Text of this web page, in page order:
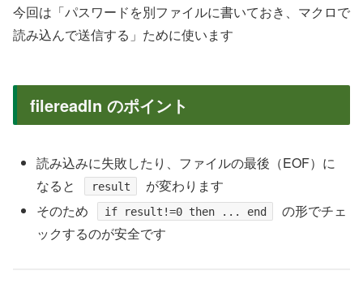
今回は「パスワードを別ファイルに書いておき、マクロで
読み込んで送信する」ために使います
filereadln のポイント
読み込みに失敗したり、ファイルの最後（EOF）に
なると
result
が変わります
そのため
if result!=0 then ... end
の形でチェ
ックするのが安全です